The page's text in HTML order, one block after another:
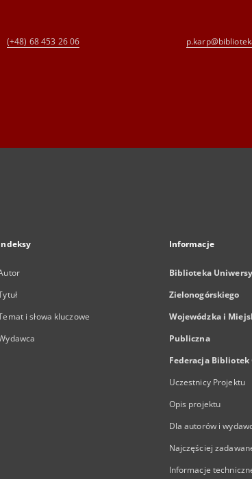
(+48) 68 453 26 06
i słowa kluczowe
Informacje
Biblioteka
Zielonogórskiego
Wojewódzka i
Publiczna
Federacja Bibliotek
Uczestnicy Projektu
Opis projektu
Dla autorów i
Najczęściej
Informacje